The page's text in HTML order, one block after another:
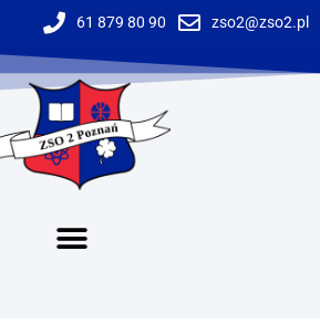
61 879 80 90 zso2@zso2.pl